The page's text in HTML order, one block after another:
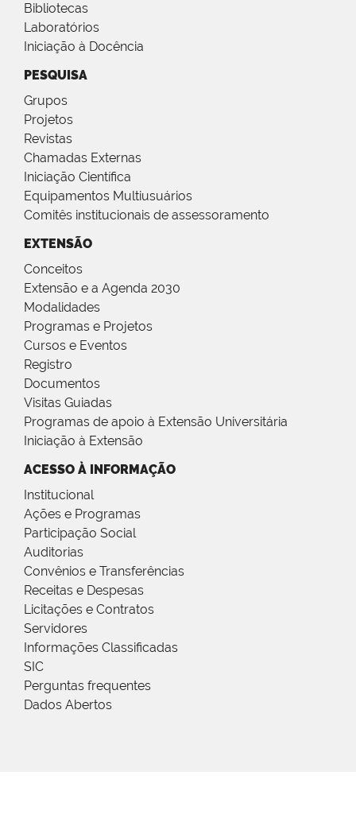
Bibliotecas
Laboratórios
Iniciação à Docência
PESQUISA
Grupos
Projetos
Revistas
Chamadas Externas
Iniciação Científica
Equipamentos Multiusuários
Comitês institucionais de assessoramento
EXTENSÃO
Conceitos
Extensão e a Agenda 2030
Modalidades
Programas e Projetos
Cursos e Eventos
Registro
Documentos
Visitas Guiadas
Programas de apoio à Extensão Universitária
Iniciação à Extensão
ACESSO À INFORMAÇÃO
Institucional
Ações e Programas
Participação Social
Auditorias
Convênios e Transferências
Receitas e Despesas
Licitações e Contratos
Servidores
Informações Classificadas
SIC
Perguntas frequentes
Dados Abertos